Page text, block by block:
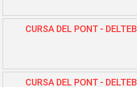
CURSA DEL PONT -
CURSA DEL PONT -